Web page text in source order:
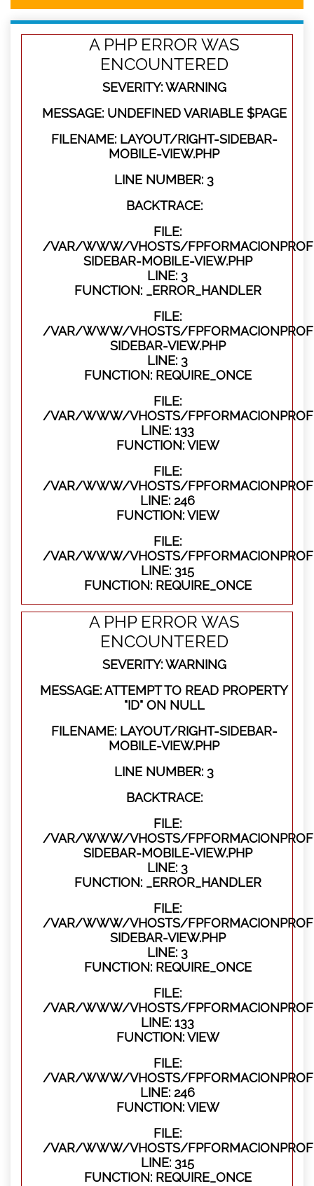
A PHP ERROR WAS
ENCOUNTERED
SEVERITY: WARNING
MESSAGE: UNDEFINED VARIABLE $PAGE
FILENAME: LAYOUT/RIGHT-SIDEBAR-
MOBILE-VIEW.PHP
LINE NUMBER: 3
BACKTRACE:
FILE:
/VAR/WWW/VHOSTS/
SIDEBAR-MOBILE-VIEW.PHP
LINE: 3
FUNCTION: _ERROR_HANDLER
FILE:
/VAR/WWW/VHOSTS/
SIDEBAR-VIEW.PHP
LINE: 3
FUNCTION: REQUIRE_ONCE
FILE:
/VAR/WWW/VHOSTS/
LINE: 133
FUNCTION: VIEW
FILE:
/VAR/WWW/VHOSTS/
LINE: 246
FUNCTION: VIEW
FILE:
/VAR/WWW/VHOSTS/
LINE: 315
FUNCTION: REQUIRE_ONCE
A PHP ERROR WAS
ENCOUNTERED
SEVERITY: WARNING
MESSAGE: ATTEMPT TO READ PROPERTY
"ID" ON NULL
FILENAME: LAYOUT/RIGHT-SIDEBAR-
MOBILE-VIEW.PHP
LINE NUMBER: 3
BACKTRACE:
FILE:
/VAR/WWW/VHOSTS/
SIDEBAR-MOBILE-VIEW.PHP
LINE: 3
FUNCTION: _ERROR_HANDLER
FILE:
/VAR/WWW/VHOSTS/
SIDEBAR-VIEW.PHP
LINE: 3
FUNCTION: REQUIRE_ONCE
FILE:
/VAR/WWW/VHOSTS/
LINE: 133
FUNCTION: VIEW
FILE:
/VAR/WWW/VHOSTS/
LINE: 246
FUNCTION: VIEW
FILE:
/VAR/WWW/VHOSTS/
LINE: 315
FUNCTION: REQUIRE_ONCE